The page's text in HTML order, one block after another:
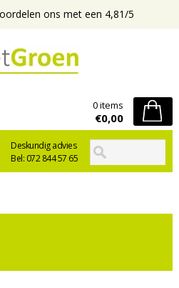
ons met een 4,81/5
Deskundig advies
Bel: 072 844 57 65
0 items
€0,00